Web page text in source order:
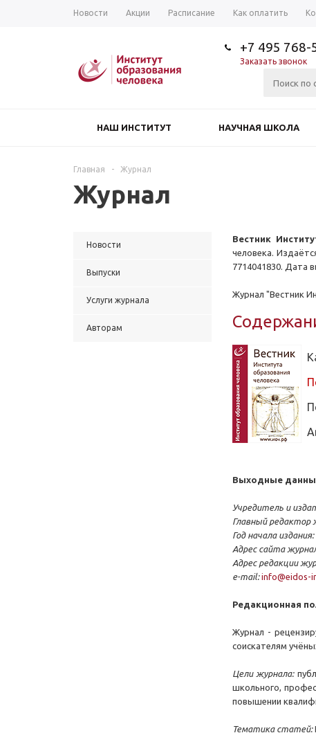
Новости Акции Расписание Как оплатить
+7 495 768-
Заказать звонок
НАШ ИНСТИТУТ НАУЧНАЯ ШКОЛА
Главная - Журнал
Журнал
Новости
Выпуски
Услуги журнала
Авторам
Вестник
человека.
7714041830. Дата
Журнал "Вестник
Выходные
Учредитель и
Главный редактор
Год начала издания:
Адрес сайта
Адрес редакции
e-mail: info@eidos-
Редакционная
Журнал -
соискателям
Цели журнала:
школьного,
повышении
Тематика статей: